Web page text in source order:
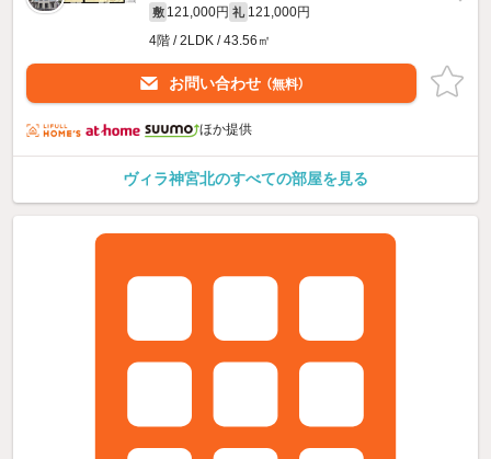
敷 121,000円 礼 121,000円
4階 / 2LDK / 43.56㎡
お問い合わせ （無料）
ほか提供
ヴィラ神宮北のすべての部屋を見る